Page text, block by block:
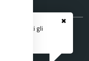
✖
e ricevi tutti gli